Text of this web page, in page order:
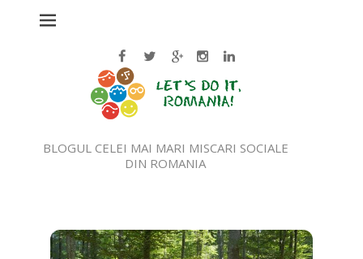
BLOGUL CELEI MAI MARI MISCARI SOCIALE
DIN ROMANIA